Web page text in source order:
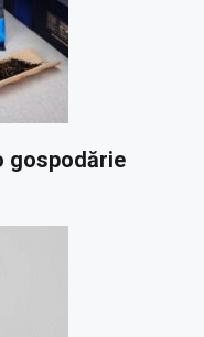
gospodărie